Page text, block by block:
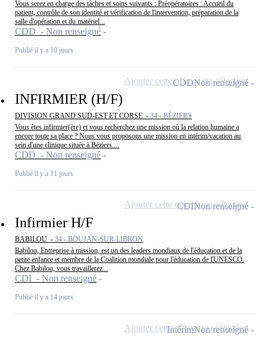
Vous serez en charge des tâches et soins suivants : Préopératoires : Accueil du
patient, contrôle de son identité et vérification de l'intervention, préparation de la
salle d'opération et du matériel...
CDD - Non renseigné
Publié il y a 10 jours
INFIRMIER (H/F)
DIVISION GRAND SUD-EST ET CORSE - 34 - BÉZIERS
Vous êtes infirmier(ère) et vous recherchez une mission où la relation humaine a
encore toute sa place ? Nous vous proposons une mission en intérim/vacation au
sein d'une clinique située à Béziers....
CDD - Non renseigné
Publié il y a 11 jours
CDDNon renseigné
Ajouter cette offre à ma sélection
Infirmier H/F
BABILOU - 34 - BOUJAN-SUR-LIBRON
Babilou, Entreprise à mission, est un des leaders mondiaux de l'éducation et de la
petite enfance et membre de la Coalition mondiale pour l'éducation de l'UNESCO.
Chez Babilou, vous travaillerez...
CDI - Non renseigné
Publié il y a 14 jours
CDINon renseigné
Ajouter cette offre à ma sélection
IntérimNon renseigné
Ajouter cette offre à ma sélection